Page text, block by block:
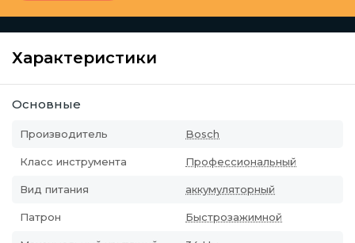
Характеристики
Основные
Производитель Bosch
Класс инструмента Профессиональный
Вид питания аккумуляторный
Патрон Быстрозажимной